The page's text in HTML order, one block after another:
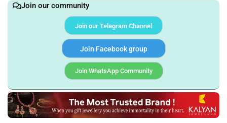
Join our community
Join our Telegram Channel
Join Facebook group
Join WhatsApp Community